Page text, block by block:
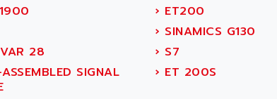
› ET200
› SINAMICS G130
28 › S7
SIGNAL
› ET 200S